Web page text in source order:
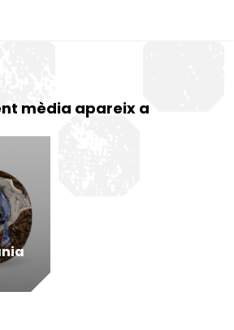
mèdia apareix a